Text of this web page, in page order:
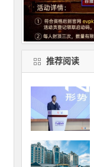
推荐阅读